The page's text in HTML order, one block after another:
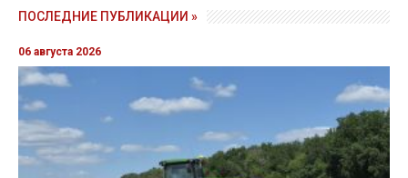
ПОСЛЕДНИЕ ПУБЛИКАЦИИ »
06 августа 2026